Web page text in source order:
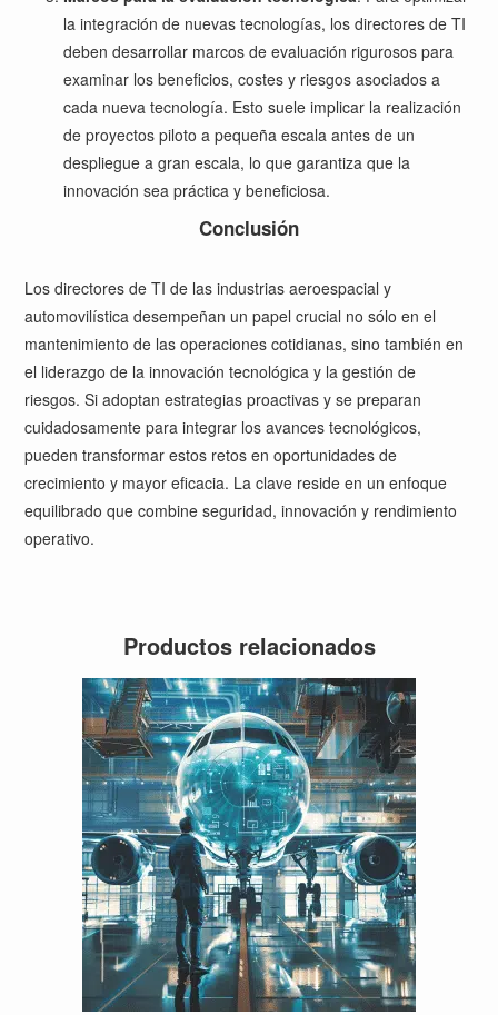
la integración de nuevas tecnologías, los directores de TI
deben desarrollar marcos de evaluación rigurosos para
examinar los beneficios, costes y riesgos asociados a
cada nueva tecnología. Esto suele implicar la realización
de proyectos piloto a pequeña escala antes de un
despliegue a gran escala, lo que garantiza que la
innovación sea práctica y beneficiosa.
Conclusión
Los directores de TI de las industrias aeroespacial y
automovilística desempeñan un papel crucial no sólo en el
mantenimiento de las operaciones cotidianas, sino también en
el liderazgo de la innovación tecnológica y la gestión de
riesgos. Si adoptan estrategias proactivas y se preparan
cuidadosamente para integrar los avances tecnológicos,
pueden transformar estos retos en oportunidades de
crecimiento y mayor eficacia. La clave reside en un enfoque
equilibrado que combine seguridad, innovación y rendimiento
operativo.
Productos relacionados